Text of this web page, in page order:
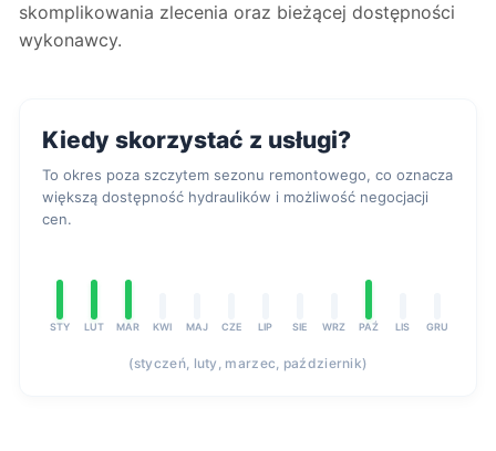
skomplikowania zlecenia oraz bieżącej dostępności
wykonawcy.
Kiedy skorzystać z usługi?
To okres poza szczytem sezonu remontowego, co oznacza
większą dostępność hydraulików i możliwość negocjacji
cen.
STY LUT MAR KWI MAJ CZE LIP SIE WRZ PAŹ LIS GRU
(styczeń, luty, marzec, październik)